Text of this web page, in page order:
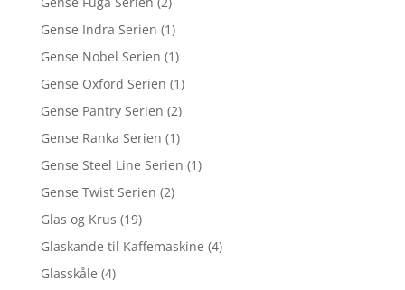
Gense Indra Serien (1)
Gense Nobel Serien (1)
Gense Oxford Serien (1)
Gense Pantry Serien (2)
Gense Ranka Serien (1)
Gense Steel Line Serien (1)
Gense Twist Serien (2)
Glas og Krus (19)
Glaskande til Kaffemaskine (4)
Glasskåle (4)